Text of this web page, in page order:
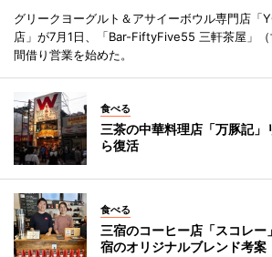
グリークヨーグルト＆アサイーボウル専門店「
店」が7月1日、「Bar-FiftyFive55 三軒茶屋」
間借り営業を始めた。
食べる
三茶の中華料理店「万豚記
ら復活
食べる
三宿のコーヒー店「スコレ
宿のオリジナルブレンド考案